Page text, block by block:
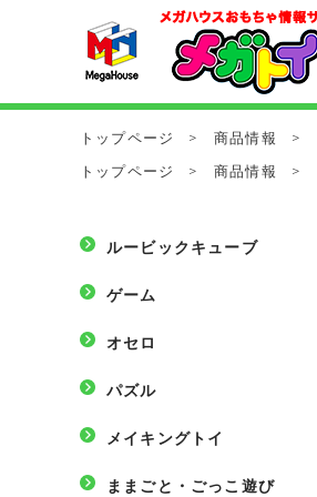
トップページ > 商品情報 >
トップページ
> 商品情報 >
ルービックキューブ
ゲーム
オセロ
パズル
メイキングトイ
ままごと・ごっこ遊び